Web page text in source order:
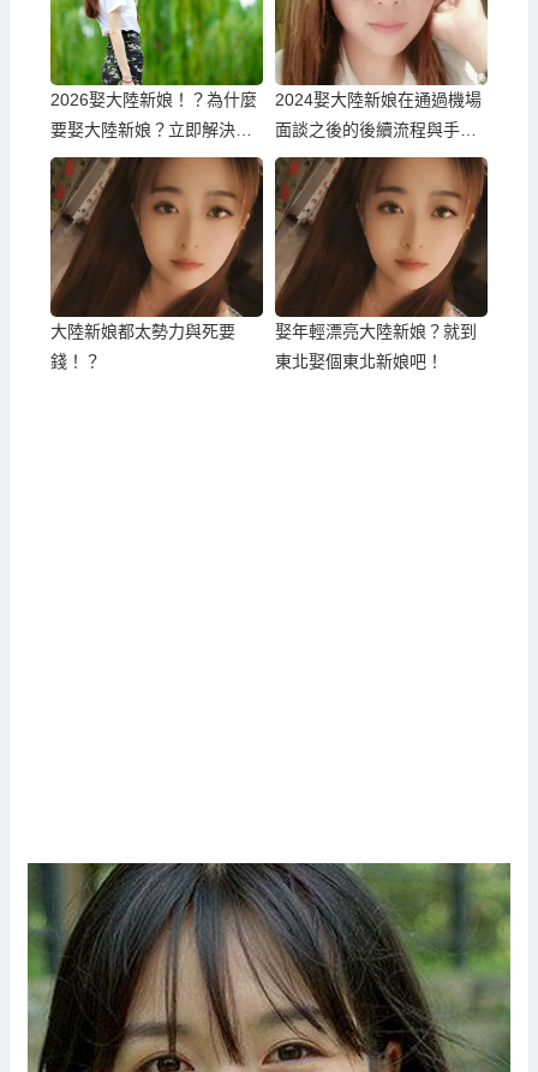
2026娶大陸新娘！？為什麼
要娶大陸新娘？立即解決婚
姻困境！
2024娶大陸新娘在通過機場
面談之後的後續流程與手
續…
大陸新娘都太勢力與死要
錢！？
娶年輕漂亮大陸新娘？就到
東北娶個東北新娘吧！